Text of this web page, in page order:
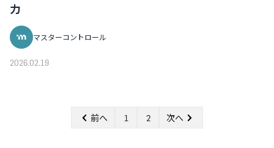
力
マスターコントロール
2026.02.19
前へ 1 2 次へ